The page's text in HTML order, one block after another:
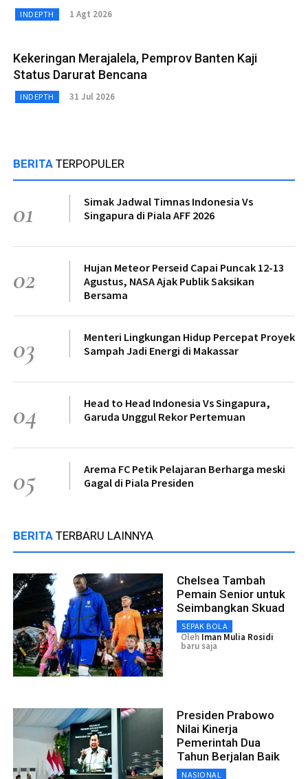
INDEPTH 1 Agt 2026
Kekeringan Merajalela, Pemprov Banten Kaji
Status Darurat Bencana
INDEPTH 31 Jul 2026
BERITA TERPOPULER
01
Simak Jadwal Timnas Indonesia Vs
Singapura di Piala AFF 2026
02
Hujan Meteor Perseid Capai Puncak 12-13
Agustus, NASA Ajak Publik Saksikan
Bersama
03
Menteri Lingkungan Hidup Percepat Proyek
Sampah Jadi Energi di Makassar
04
Head to Head Indonesia Vs Singapura,
Garuda Unggul Rekor Pertemuan
05
Arema FC Petik Pelajaran Berharga meski
Gagal di Piala Presiden
BERITA TERBARU LAINNYA
Chelsea Tambah
Pemain Senior untuk
Seimbangkan Skuad
SEPAK BOLA
Oleh Iman Mulia Rosidi
baru saja
Presiden Prabowo
Nilai Kinerja
Pemerintah Dua
Tahun Berjalan Baik
NASIONAL